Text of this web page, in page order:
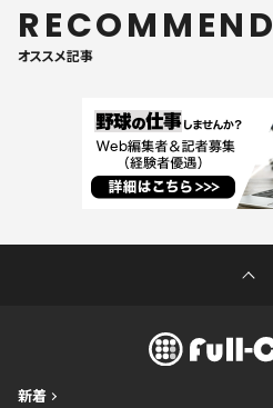
RECOMMEND
オススメ記事
新着